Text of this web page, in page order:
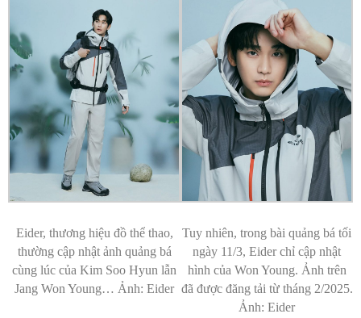
Eider, thương hiệu đồ thể thao,
thường cập nhật ảnh quảng bá
cùng lúc của Kim Soo Hyun lẫn
Jang Won Young… Ảnh: Eider
Tuy nhiên, trong bài quảng bá tối
ngày 11/3, Eider chỉ cập nhật
hình của Won Young. Ảnh trên
đã được đăng tải từ tháng 2/2025.
Ảnh: Eider